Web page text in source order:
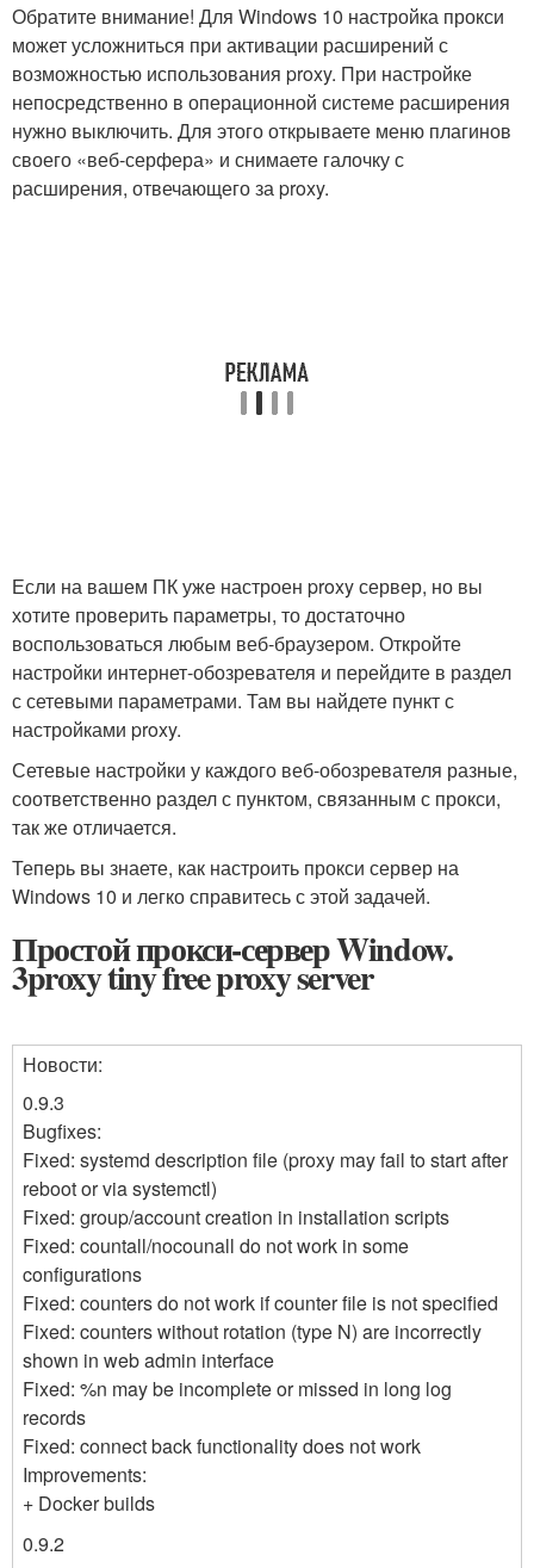
Обратите внимание! Для Windows 10 настройка прокси
может усложниться при активации расширений с
возможностью использования proxy. При настройке
непосредственно в операционной системе расширения
нужно выключить. Для этого открываете меню плагинов
своего «веб-серфера» и снимаете галочку с
расширения, отвечающего за proxy.
Если на вашем ПК уже настроен proxy сервер, но вы
хотите проверить параметры, то достаточно
воспользоваться любым веб-браузером. Откройте
настройки интернет-обозревателя и перейдите в раздел
с сетевыми параметрами. Там вы найдете пункт с
настройками proxy.
Сетевые настройки у каждого веб-обозревателя разные,
соответственно раздел с пунктом, связанным с прокси,
так же отличается.
Теперь вы знаете, как настроить прокси сервер на
Windows 10 и легко справитесь с этой задачей.
Простой прокси-сервер Window.
3proxy tiny free proxy server
Новости:
0.9.3
Bugfixes:
Fixed: systemd description file (proxy may fail to start after
reboot or via systemctl)
Fixed: group/account creation in installation scripts
Fixed: countall/nocounall do not work in some
configurations
Fixed: counters do not work if counter file is not specified
Fixed: counters without rotation (type N) are incorrectly
shown in web admin interface
Fixed: %n may be incomplete or missed in long log
records
Fixed: connect back functionality does not work
Improvements:
+ Docker builds
0.9.2